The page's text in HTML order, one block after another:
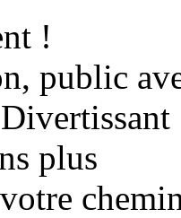
!
public
plus